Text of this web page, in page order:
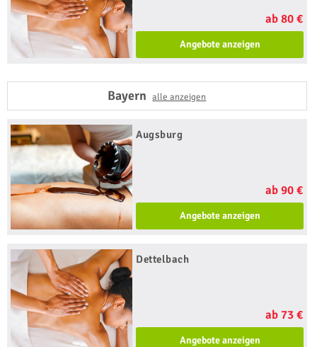
ab 80 €
Angebote anzeigen
Bayernalle anzeigen
Augsburg
ab 90 €
Angebote anzeigen
Dettelbach
ab 73 €
Angebote anzeigen